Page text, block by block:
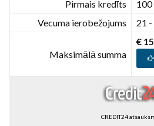
Pirmais kredīts
100
Vecuma ierobežojums
21
Maksimālā summa
€
CREDIT24